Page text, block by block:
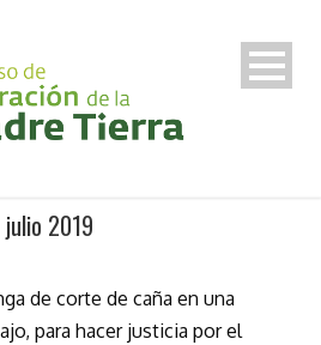
2019
de corte de caña en una
para hacer justicia por el